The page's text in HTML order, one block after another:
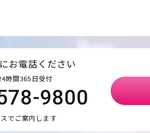
お電話ください
時間365日受付
9800
でご案内します